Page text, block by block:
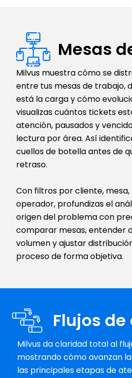
Mesas
Milvus muestra cómo se
entre tus mesas de trabajo,
está la carga y cómo
visualizas cuántos tickets
atención, pausados y
lectura por área. Así
cuellos de botella antes de
retraso.
Con filtros por cliente,
operador, profundizas el
origen del problema con
comparar mesas, entender
volumen y ajustar
proceso de forma objetiva.
Flujos
Milvus da claridad total al
mostrando cómo avanzan
las principales etapas de